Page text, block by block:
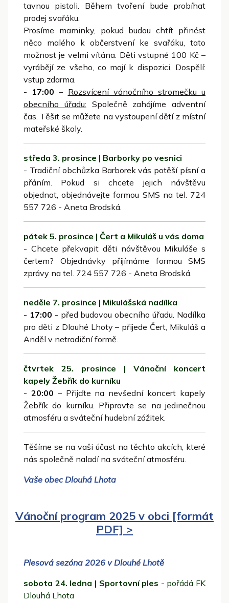
tavnou pistoli. Během tvoření bude probíhat
prodej svařáku.
Prosíme maminky, pokud budou chtít přinést
něco malého k občerstvení ke svařáku, tato
možnost je velmi vítána. Děti vstupné 100 Kč –
vyrábějí ze všeho, co mají k dispozici. Dospělí:
vstup zdarma.
- 17:00 – Rozsvícení vánočního stromečku u
obecního úřadu: Společně zahájíme adventní
čas. Těšit se můžete na vystoupení dětí z místní
mateřské školy.
středa 3. prosince | Barborky po vesnici
- Tradiční obchůzka Barborek vás potěší písní a
přáním. Pokud si chcete jejich návštěvu
objednat, objednávejte formou SMS na tel. 724
557 726 - Aneta Brodská.
pátek 5. prosince | Čert a Mikuláš u vás doma
- Chcete překvapit děti návštěvou Mikuláše s
čertem? Objednávky přijímáme formou SMS
zprávy na tel. 724 557 726 - Aneta Brodská.
neděle 7. prosince | Mikulášská nadílka
- 17:00 - před budovou obecního úřadu. Nadílka
pro děti z Dlouhé Lhoty – přijede Čert, Mikuláš a
Anděl v netradiční formě.
čtvrtek 25. prosince | Vánoční koncert
kapely Žebřík do kurníku
- 20:00 – Přijďte na nevšední koncert kapely
Žebřík do kurníku. Připravte se na jedinečnou
atmosféru a sváteční hudební zážitek.
Těšíme se na vaši účast na těchto akcích, které
nás společně naladí na sváteční atmosféru.
Vaše obec Dlouhá Lhota
Vánoční program 2025 v obci [formát
PDF] >
Plesová sezóna 2026 v Dlouhé Lhotě
sobota 24. ledna | Sportovní ples - pořádá FK
Dlouhá Lhota